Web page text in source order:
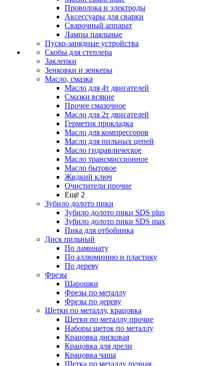
Проволока и электроды
Аксессуары для сварки
Сварочный аппарат
Лампы паяльные
Пуско-зарядные устройства
Скобы для степлера
Заклепки
Зенковки и зенкеры
Масло, смазка
Масло для 4т двигателей
Смазки всякие
Прочее смазочное
Масло для 2т двигателей
Герметик прокладка
Масло для компрессоров
Масло для пильных цепей
Масло гидравлическое
Масло трансмиссионное
Масло бытовое
Жидкий ключ
Очистители прочие
Ещё 2
Зубило долото пики
Зубило долото пики SDS plus
Зубило долото пики SDS max
Пика для отбойника
Диск пильный
По ламинату
По аллюминию и пластику
По дереву
Фрезы
Шарошки
Фрезы по металлу
Фрезы по дереву
Щетки по металлу, крацовка
Щетки по металлу прочие
Наборы щеток по металлу
Крацовка дисковая
Крацовка для дрели
Крацовка чаша
Щетка по металлу ручная